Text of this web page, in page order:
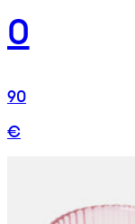
0
90
€